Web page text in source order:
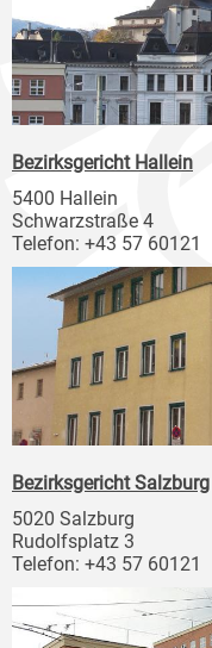
Bezirksgericht Hallein
5400 Hallein
Schwarzstraße 4
Telefon: +43 57 60121
Bezirksgericht Salzburg
5020 Salzburg
Rudolfsplatz 3
Telefon: +43 57 60121